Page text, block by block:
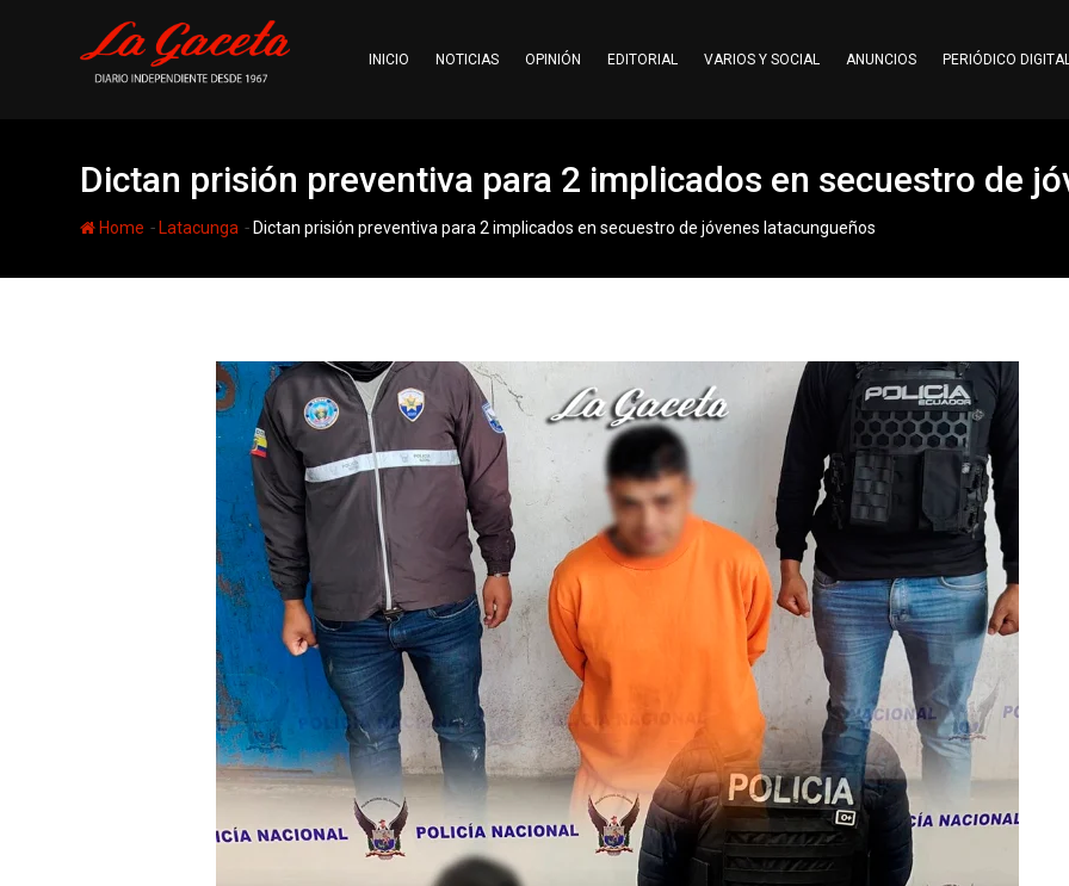
INICIO NOTICIAS OPINIÓN EDITORIAL VARIOS Y SOCIAL ANUNCIOS PERIÓDICO
Dictan prisión preventiva para 2 implicados en secuestro de
Home - Latacunga - Dictan prisión preventiva para 2 implicados en secuestro de jóvenes latacungueños